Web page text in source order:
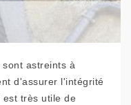
astreints à
d'assurer l'intégrité
très utile de